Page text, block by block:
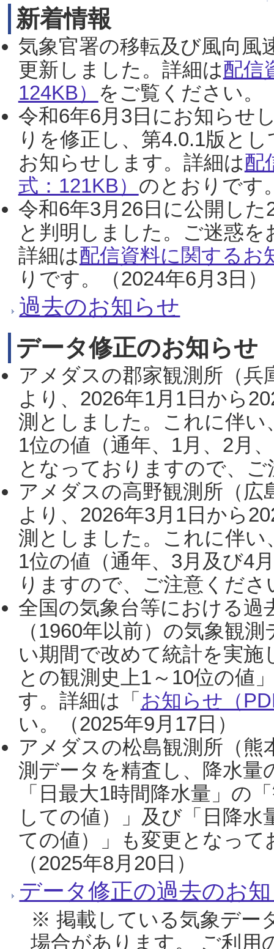
新着情報
気象官署の移転及び風向風
更新しました。詳細は配信
124KB） をご覧ください。
令和6年6月3日にお知らせ
りを修正し、第4.0.1版と
お知らせします。詳細は配
式：121KB） のとおりです
令和6年3月26日に公開し
と判明しました。ご迷惑
詳細は配信資料に関するお
りです。（2024年6月3日）
過去のお知らせ
データ修正のお知らせ
アメダスの郡家観測所（
より、2026年1月1日から
測としました。これに伴い
1位の値（通年、1月、2月
となっておりますので、
アメダスの高野観測所（
より、2026年3月1日から
測としました。これに伴い
1位の値（通年、3月及び4
りますので、ご注意くだ
全国の気象台等における過
（1960年以前）の気象観
い期間で改めて統計を実
との観測史上1～10位の値
す。詳細は「 お知らせ（
い。（2025年9月17日）
アメダスの松島観測所（熊
測データを精査し、降水
「日最大1時間降水量」の
しての値）」及び「日降
ての値）」も変更となっ
（2025年8月20日）
データ修正の過去のお
※ 掲載している気象デー
場合があります。 ご利用